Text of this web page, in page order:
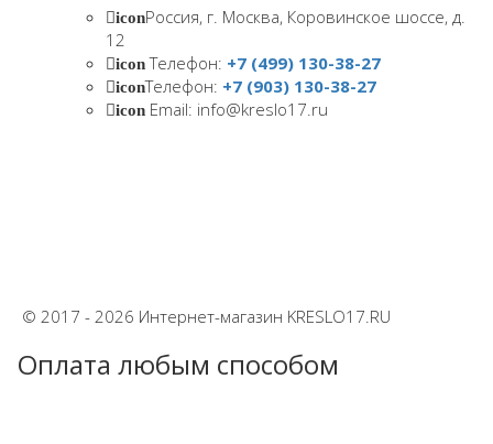
iconРоссия, г. Москва, Коровинское шоссе, д.
12
iconТелефон: +7 (499) 130-38-27
iconТелефон: +7 (903) 130-38-27
icon Email: info@kreslo17.ru
© 2017 - 2026 Интернет-магазин KRESLO17.RU
Оплата любым способом